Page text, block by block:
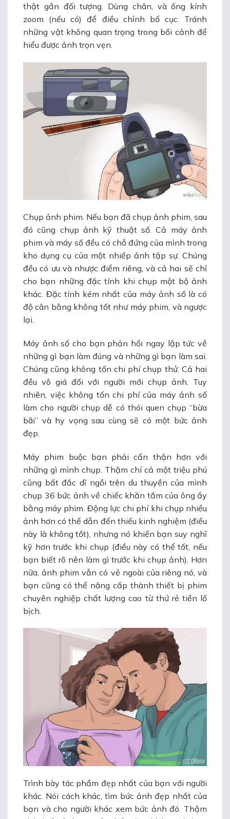
thật gần đối tượng. Dùng chân, và ống kính
zoom (nếu có) để điều chỉnh bố cục. Tránh
những vật không quan trọng trong bối cảnh để
hiểu được ảnh trọn vẹn.
Chụp ảnh phim. Nếu bạn đã chụp ảnh phim, sau
đó cũng chụp ảnh kỹ thuật số. Cả máy ảnh
phim và máy số đều có chỗ đứng của mình trong
kho dụng cụ của một nhiếp ảnh tập sự. Chúng
đều có ưu và nhược điểm riêng, và cả hai sẽ chỉ
cho bạn những đặc tính khi chụp một bộ ảnh
khác. Đặc tính kém nhất của máy ảnh số là có
độ cân bằng không tốt như máy phim, và ngược
lại.
Máy ảnh số cho bạn phản hồi ngay lập tức về
những gì bạn làm đúng và những gì bạn làm sai.
Chúng cũng không tốn chi phí chụp thử. Cả hai
đều vô giá đối với người mới chụp ảnh. Tuy
nhiên, việc không tốn chi phí của máy ảnh số
làm cho người chụp dễ có thói quen chụp “bừa
bãi” và hy vọng sau cùng sẽ có một bức ảnh
đẹp.
Máy phim buộc bạn phải cẩn thận hơn với
những gì mình chụp. Thậm chí cả một triệu phú
cũng bất đắc dĩ ngồi trên du thuyền của mình
chụp 36 bức ảnh về chiếc khăn tắm của ông ấy
bằng máy phim. Động lực chi phí khi chụp nhiều
ảnh hơn có thể dẫn đến thiếu kinh nghiệm (điều
này là không tốt), nhưng nó khiến bạn suy nghĩ
kỹ hơn trước khi chụp (điều này có thể tốt, nếu
bạn biết rõ nên làm gì trước khi chụp ảnh). Hơn
nữa, ảnh phim vẫn có vẻ ngoài của riêng nó, và
bạn cũng có thể nâng cấp thành thiết bị phim
chuyên nghiệp chất lượng cao từ thứ rẻ tiền lố
bịch.
Trình bày tác phẩm đẹp nhất của bạn với người
khác. Nói cách khác, tìm bức ảnh đẹp nhất của
bạn và cho người khác xem bức ảnh đó. Thậm